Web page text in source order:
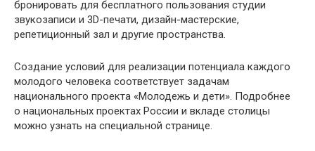
бронировать для бесплатного пользования студии
звукозаписи и 3D-печати, дизайн-мастерские,
репетиционный зал и другие пространства.
Создание условий для реализации потенциала каждого
молодого человека соответствует задачам
национального проекта «Молодежь и дети». Подробнее
о национальных проектах России и вкладе столицы
можно узнать на специальной странице.